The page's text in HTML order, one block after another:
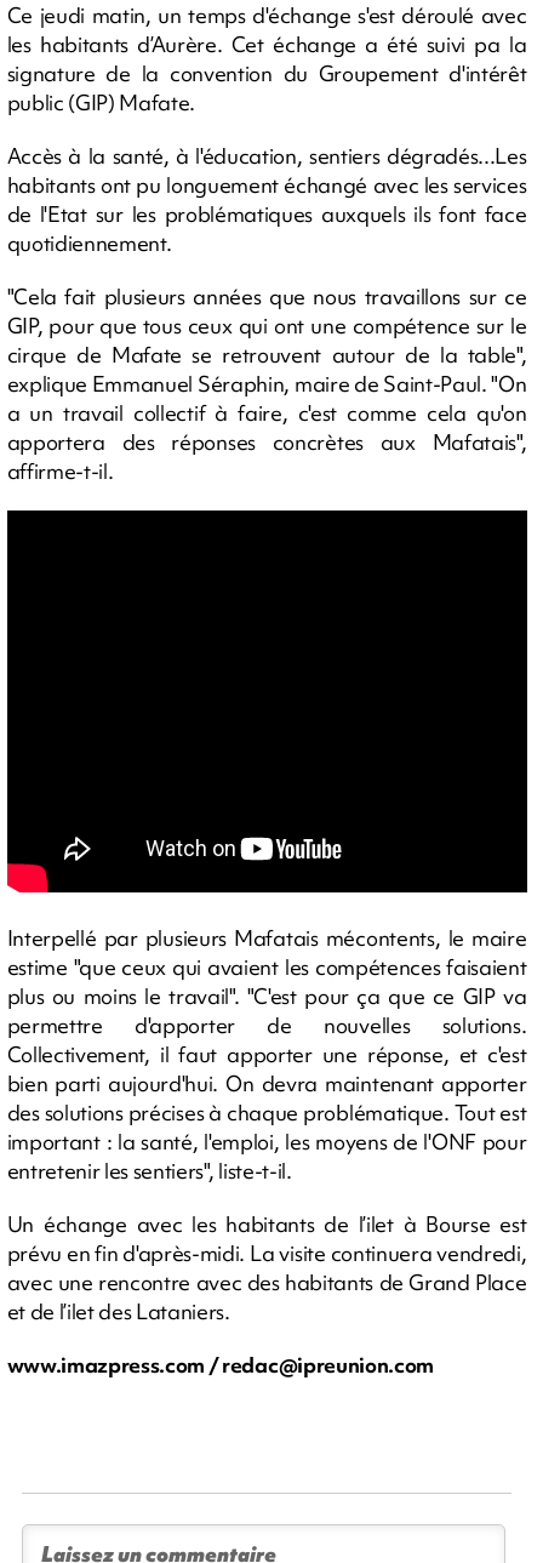
Ce jeudi matin, un temps d'échange s'est déroulé avec
les habitants d’Aurère. Cet échange a été suivi pa la
signature de la convention du Groupement d'intérêt
public (GIP) Mafate.
Accès à la santé, à l'éducation, sentiers dégradés...Les
habitants ont pu longuement échangé avec les services
de l'Etat sur les problématiques auxquels ils font face
quotidiennement.
"Cela fait plusieurs années que nous travaillons sur ce
GIP, pour que tous ceux qui ont une compétence sur le
cirque de Mafate se retrouvent autour de la table",
explique Emmanuel Séraphin, maire de Saint-Paul. "On
a un travail collectif à faire, c'est comme cela qu'on
apportera des réponses concrètes aux Mafatais",
affirme-t-il.
Interpellé par plusieurs Mafatais mécontents, le maire
estime "que ceux qui avaient les compétences faisaient
plus ou moins le travail". "C'est pour ça que ce GIP va
permettre d'apporter de nouvelles solutions.
Collectivement, il faut apporter une réponse, et c'est
bien parti aujourd'hui. On devra maintenant apporter
des solutions précises à chaque problématique. Tout est
important : la santé, l'emploi, les moyens de l'ONF pour
entretenir les sentiers", liste-t-il.
Un échange avec les habitants de l’ilet à Bourse est
prévu en fin d'après-midi. La visite continuera vendredi,
avec une rencontre avec des habitants de Grand Place
et de l’ilet des Lataniers.
www.imazpress.com /redac@ipreunion.com